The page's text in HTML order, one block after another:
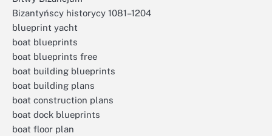
Bizantyńscy historycy 1081–1204
blueprint yacht
boat blueprints
boat blueprints free
boat building blueprints
boat building plans
boat construction plans
boat dock blueprints
boat floor plan